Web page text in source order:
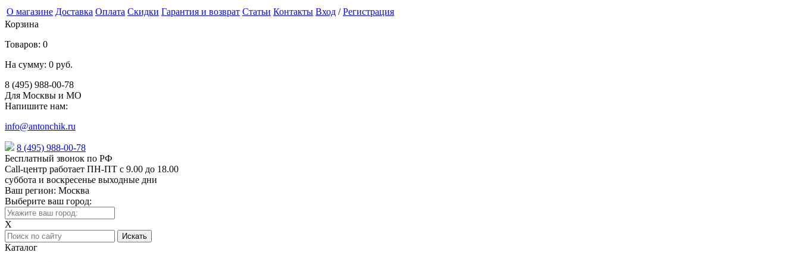
О магазине Доставка Оплата Скидки Гарантия и возврат Статьи Контакты Вход /Регистрация
Корзина
Товаров: 0
На сумму: 0 руб.
8 (495) 988-00-78
Для Москвы и МО
Напишите нам:
info@antonchik.ru
8 (495) 988-00-78
Бесплатный звонок по РФ
Call-центр работает ПН-ПТ с 9.00 до 18.00
суббота и воскресенье выходные дни
Ваш регион: Москва
Выберите ваш город:
X
Каталог